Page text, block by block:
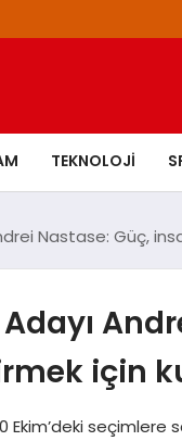
TEKNOLOJI
Nastase: Güç,
için
seçimlere